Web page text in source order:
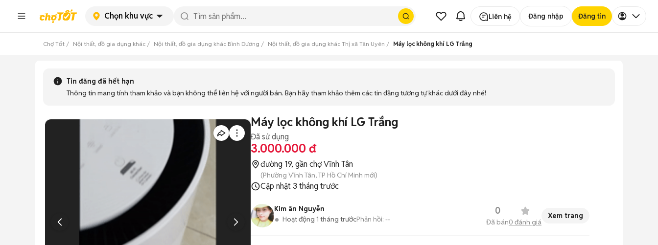
Chọn khu vực Liên hệ Đăng nhập Đăng tin
Chợ Tốt Nội thất, đồ gia dụng khác Nội thất, đồ gia dụng khác Bình Dương Nội thất, đồ gia dụng khác Thị xã Tân Uyên Máy lọc không khí LG Trắng
Tin đăng đã hết hạn
Thông tin mang tính tham khảo và bạn không thể liên hệ với người bán. Bạn hãy tham khảo thêm các tin đăng tương tự khác dưới đây nhé!
Máy lọc không khí LG Trắng
Đã sử dụng
3.000.000 đ
đường 19, gần chợ Vĩnh Tân
(Phường Vĩnh Tân, TP Hồ Chí Minh mới)
Cập nhật3 tháng trước
Kim ân Nguyễn
Hoạt động 1 tháng trướcPhản hồi: --
0
Đã bán0 đánh giá
Xem trang